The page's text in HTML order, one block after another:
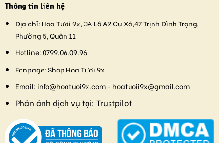
Thông tin liên hệ
Địa chỉ: Hoa Tươi 9x, 3A Lô A2 Cư Xá,47 Trịnh Đình Trọng,
Phường 5, Quận 11
Hotline:0799.06.09.96
Fanpage:Shop Hoa Tươi 9x
Email: info@hoatuoi9x.com - hoatuoii9x@gmail.com
Phản ảnh dịch vụ tại: Trustpilot